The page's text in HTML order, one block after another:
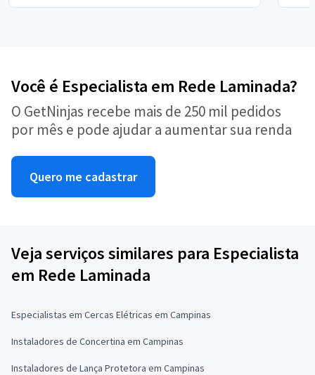
Você é Especialista em Rede Laminada?
O GetNinjas recebe mais de 250 mil pedidos
por mês e pode ajudar a aumentar sua renda
Quero me cadastrar
Veja serviços similares para Especialista
em Rede Laminada
Especialistas em Cercas Elétricas em Campinas
Instaladores de Concertina em Campinas
Instaladores de Lança Protetora em Campinas